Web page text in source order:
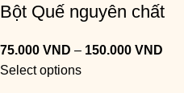
Bột Quế nguyên chất
75.000VND – 150.000VND
Select options